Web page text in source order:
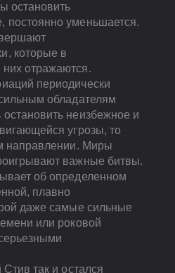
остановить
постоянно уменьшается.
которые в
отражаются.
периодически
обладателям
неизбежное и
угрозы, то
направлении. Миры
важные битвы.
об определенном
плавно
даже самые сильные
или роковой
так и остался